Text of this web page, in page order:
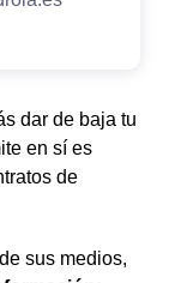
dar de baja tu
en sí es
de
sus medios,